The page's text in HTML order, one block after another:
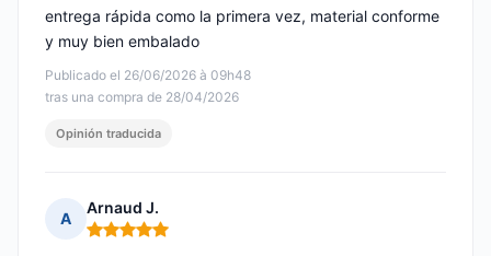
Publicado el 26/06/2026 à 09h48
tras una compra de 28/04/2026
entrega rápida como la primera vez, material conforme
y muy bien embalado
Opinión traducida
A
Arnaud J.
Nota: 5 de 5